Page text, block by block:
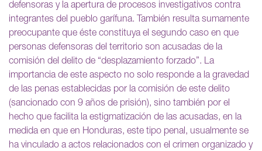
defensoras y la apertura de procesos investigativos contra
integrantes del pueblo garífuna. También resulta sumamente
preocupante que éste constituya el segundo caso en que
personas defensoras del territorio son acusadas de la
comisión del delito de “desplazamiento forzado”. La
importancia de este aspecto no solo responde a la gravedad
de las penas establecidas por la comisión de este delito
(sancionado con 9 años de prisión), sino también por el
hecho que facilita la estigmatización de las acusadas, en la
medida en que en Honduras, este tipo penal, usualmente se
ha vinculado a actos relacionados con el crimen organizado y